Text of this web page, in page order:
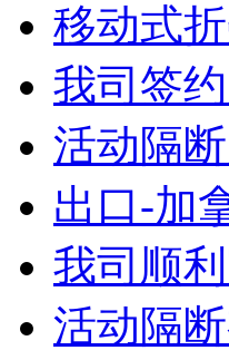
东莞鸿业机械厂
移动式
我司签
活动隔
出口-加
我司顺
活动隔